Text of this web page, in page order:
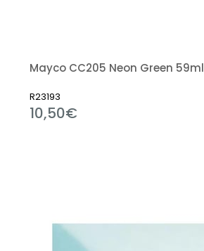
Mayco CC205 Neon Green 59ml
R23193
10,50€